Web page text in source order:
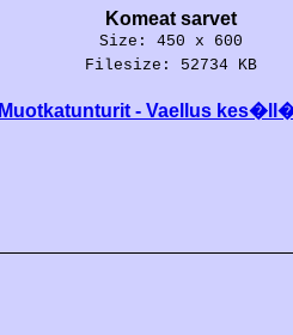
Komeat sarvet
Size: 450 x 600
Filesize: 52734 KB
Muotkatunturit - Vaellus